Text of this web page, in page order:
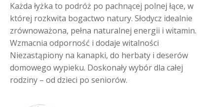
Każda łyżka to podróż po pachnącej polnej łące, w
której rozkwita bogactwo natury. Słodycz idealnie
zrównoważona, pełna naturalnej energii i witamin.
Wzmacnia odporność i dodaje witalności
Niezastąpiony na kanapki, do herbaty i deserów
domowego wypieku. Doskonały wybór dla całej
rodziny – od dzieci po seniorów.